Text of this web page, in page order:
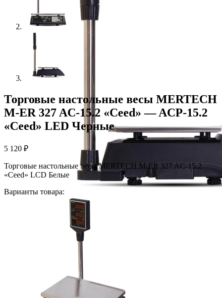
Торговые настольные весы MERTECH
M-ER 327 AC-15.2 «Ceed» — ACP-15.2
«Ceed» LED Черные
5 120 ₽
Торговые настольные весы MERTECH M-ER 327 AC-15.2
«Ceed» LCD Белые
Варианты товара: